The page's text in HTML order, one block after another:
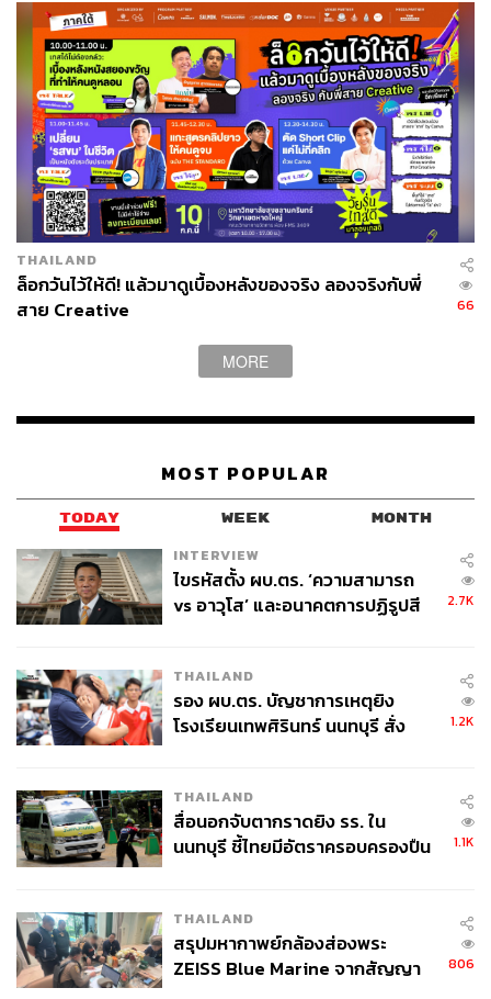
THAILAND
ล็อกวันไว้ให้ดี! แล้วมาดูเบื้องหลังของจริง ลองจริงกับพี่
สาย Creative
66
MORE
MOST POPULAR
TODAY WEEK MONTH
INTERVIEW
ไขรหัสตั้ง ผบ.ตร. ‘ความสามารถ
vs อาวุโส’ และอนาคตการปฏิรูปสี
2.7K
THAILAND
รอง ผบ.ตร. บัญชาการเหตุยิง
โรงเรียนเทพศิรินทร์ นนทบุรี สั่ง
1.2K
THAILAND
สื่อนอกจับตากราดยิง รร. ใน
นนทบุรี ชี้ไทยมีอัตราครอบครองปืน
1.1K
THAILAND
สรุปมหากาพย์กล้องส่องพระ
ZEISS Blue Marine จากสัญญา
806